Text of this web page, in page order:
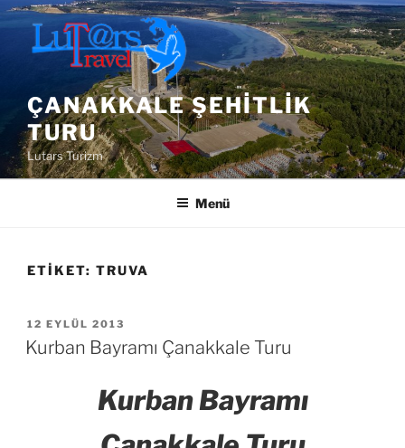
İçeriğe
geç
ÇANAKKALE ŞEHITLIK
TURU
Lutars Turizm
Menü
ETIKET: TRUVA
YAYIM
TARIHI
12 EYLÜL 2013
Kurban Bayramı Çanakkale Turu
Kurban Bayramı